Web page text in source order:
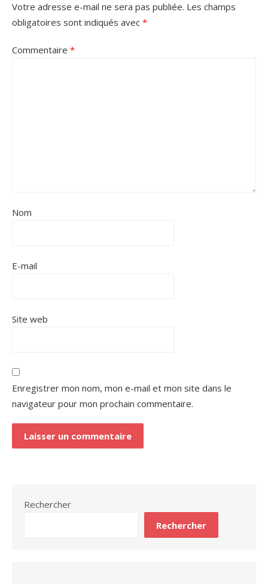
Votre adresse e-mail ne sera pas publiée. Les champs
obligatoires sont indiqués avec *
Commentaire *
Nom
E-mail
Site web
Enregistrer mon nom, mon e-mail et mon site dans le
navigateur pour mon prochain commentaire.
Rechercher
Rechercher